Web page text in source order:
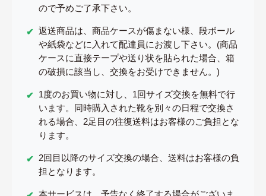
ので予めご了承下さい。
返送商品は、商品ケースが傷まない様、段ボール
や紙袋などに入れて配達員にお渡し下さい。(商品
ケースに直接テープや送り状を貼られた場合、箱
の破損に該当し、交換をお受けできません。)
1度のお買い物に対し、1回サイズ交換を無料で行
います。同時購入された靴を別々の日程で交換さ
れる場合、2足目の往復送料はお客様のご負担とな
ります。
2回目以降のサイズ交換の場合、送料はお客様の負
担となります。